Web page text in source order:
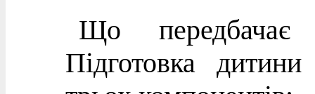
Що передбачає
Підготовка